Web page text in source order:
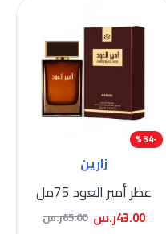
-34 %
زارين
عطر أمير العود 75مل
43.00ر.س 65.00ر.س